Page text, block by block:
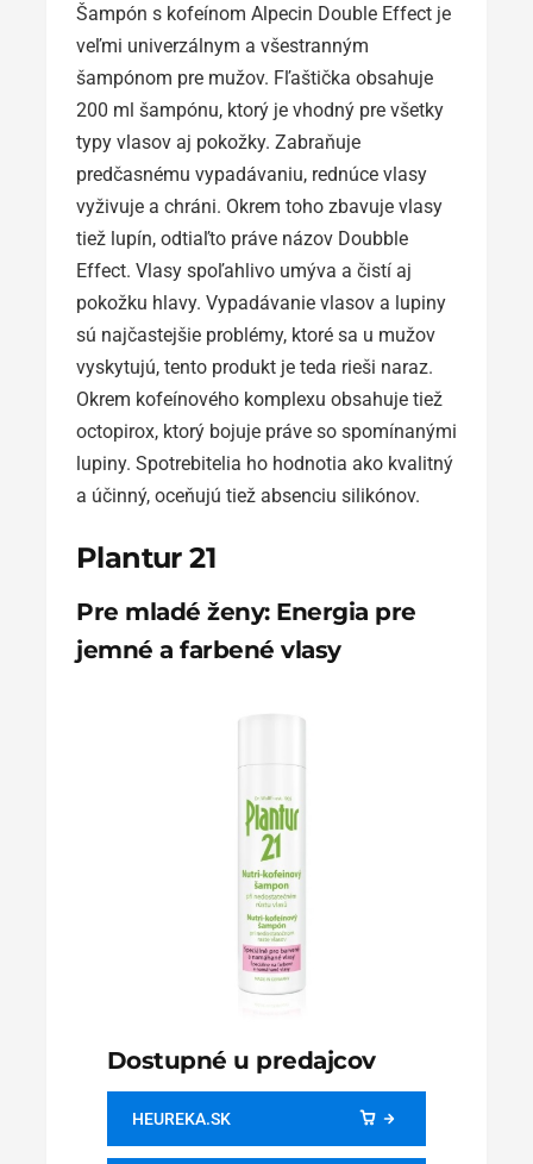
Šampón s kofeínom Alpecin Double Effect je
veľmi univerzálnym a všestranným
šampónom pre mužov. Fľaštička obsahuje
200 ml šampónu, ktorý je vhodný pre všetky
typy vlasov aj pokožky. Zabraňuje
predčasnému vypadávaniu, rednúce vlasy
vyživuje a chráni. Okrem toho zbavuje vlasy
tiež lupín, odtiaľto práve názov Doubble
Effect. Vlasy spoľahlivo umýva a čistí aj
pokožku hlavy. Vypadávanie vlasov a lupiny
sú najčastejšie problémy, ktoré sa u mužov
vyskytujú, tento produkt je teda rieši naraz.
Okrem kofeínového komplexu obsahuje tiež
octopirox, ktorý bojuje práve so spomínanými
lupiny. Spotrebitelia ho hodnotia ako kvalitný
a účinný, oceňujú tiež absenciu silikónov.
Plantur 21
Pre mladé ženy: Energia pre
jemné a farbené vlasy
Dostupné u predajcov
HEUREKA.SK